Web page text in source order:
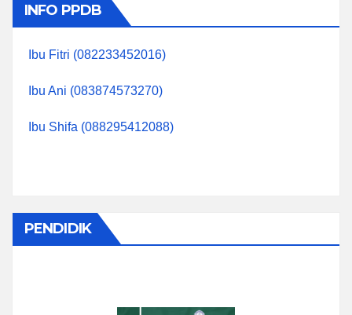
INFO PPDB
Ibu Fitri (082233452016)
Ibu Ani (083874573270)
Ibu Shifa (088295412088)
PENDIDIK